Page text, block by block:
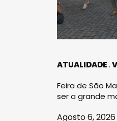
ATUALIDADE
Feira de São
ser a grande
Agosto 6, 2026